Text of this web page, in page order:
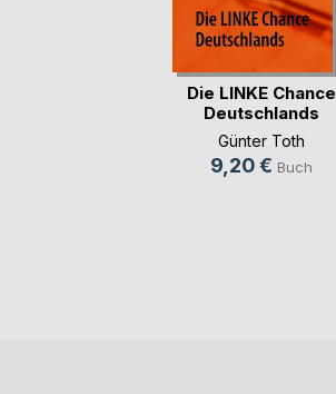
Die LINKE Chance
Deutschlands
Günter Toth
9,20 € Buch